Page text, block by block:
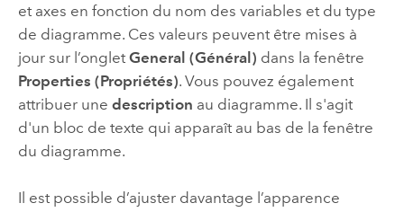
et axes en fonction du nom des variables et du type
de diagramme. Ces valeurs peuvent être mises à
jour sur l’onglet General (Général) dans la fenêtre
Properties (Propriétés). Vous pouvez également
attribuer une description au diagramme. Il s'agit
d'un bloc de texte qui apparaît au bas de la fenêtre
du diagramme.
Il est possible d’ajuster davantage l’apparence